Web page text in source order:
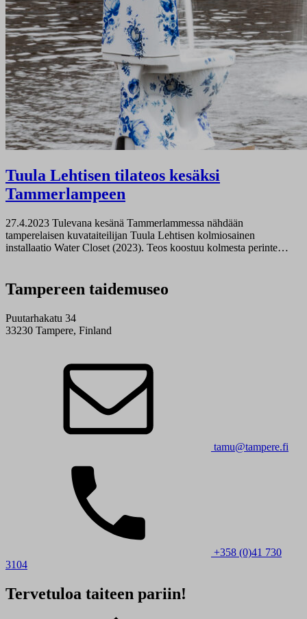
Tuula Lehtisen tilateos kesäksi
Tammerlampeen
27.4.2023 Tulevana kesänä Tammerlammessa nähdään
tamperelaisen kuvataiteilijan Tuula Lehtisen kolmiosainen
installaatio Water Closet (2023). Teos koostuu kolmesta perinte…
Tampereen taidemuseo
Puutarhakatu 34
33230 Tampere, Finland
tamu@tampere.fi
+358 (0)41 730
3104
Tervetuloa taiteen pariin!